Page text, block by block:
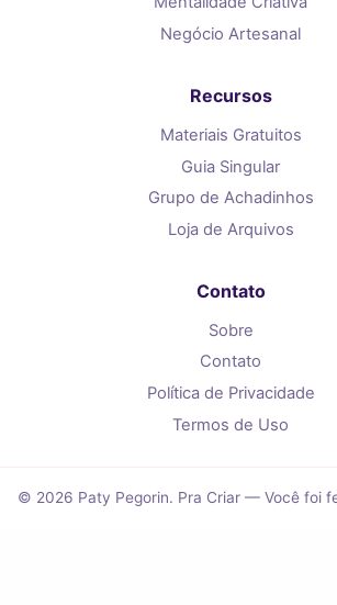
Negócio Artesanal
Recursos
Materiais Gratuitos
Guia Singular
Grupo de Achadinhos
Loja de Arquivos
Contato
Sobre
Contato
Política de Privacidade
Termos de Uso
© 2026 Paty Pegorin. Pra Criar — Você foi